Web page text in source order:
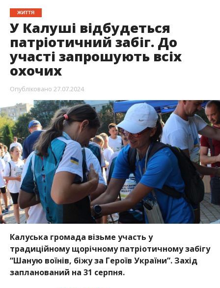
ЖИТТЯ
У Калуші відбудеться
патріотичний забіг. До
участі запрошують всіх
охочих
Опубліковано 27.07.2024
Калуська громада візьме участь у
традиційному щорічному патріотичному забігу
“Шаную воїнів, біжу за Героїв України”. Захід
запланований на 31 серпня.